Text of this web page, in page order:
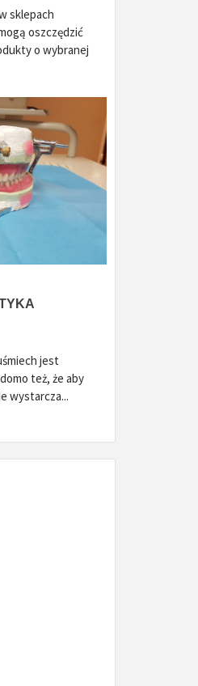
sklepach
oszczędzić
o wybranej
jest
też, że aby
wystarcza...